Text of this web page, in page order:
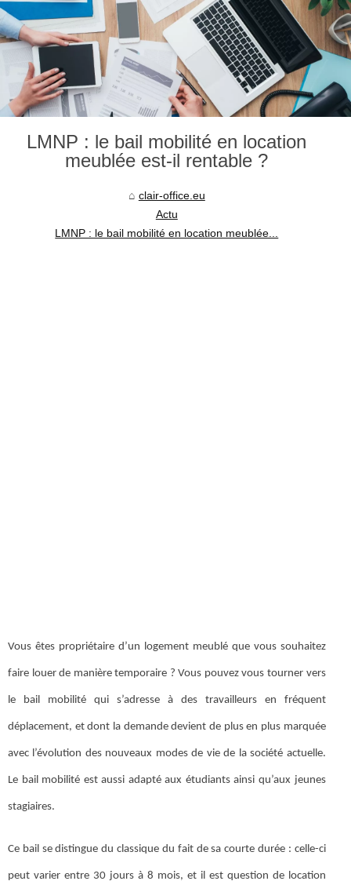
LMNP : le bail mobilité en location
meublée est-il rentable ?
clair-office.eu
Actu
LMNP : le bail mobilité en location meublée...
Vous êtes propriétaire d’un logement meublé que vous souhaitez
faire louer de manière temporaire ? Vous pouvez vous tourner vers
le bail mobilité qui s’adresse à des travailleurs en fréquent
déplacement, et dont la demande devient de plus en plus marquée
avec l’évolution des nouveaux modes de vie de la société actuelle.
Le bail mobilité est aussi adapté aux étudiants ainsi qu’aux jeunes
stagiaires.
Ce bail se distingue du classique du fait de sa courte durée : celle-ci
peut varier entre 30 jours à 8 mois, et il est question de location